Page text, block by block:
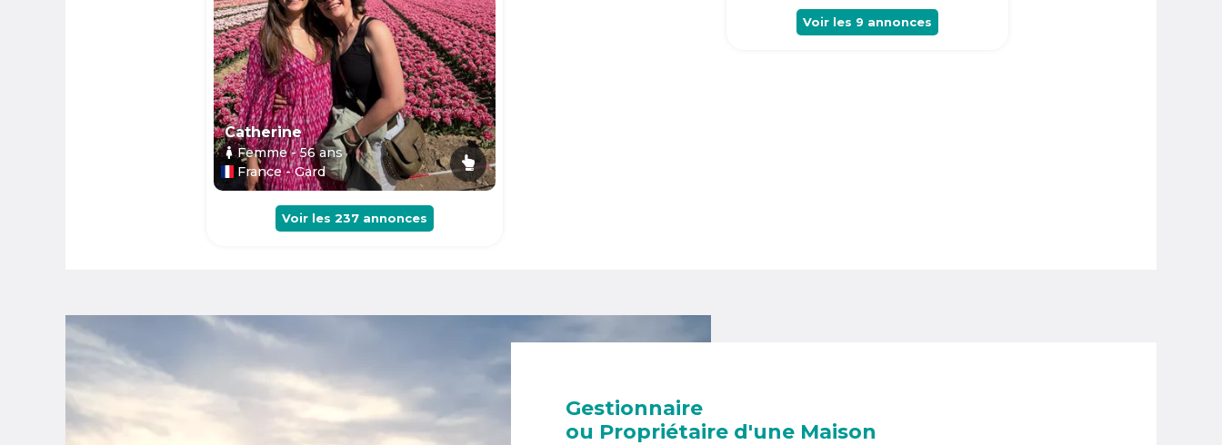
Catherine
Femme- 56ans
France - Gard
Voir les 237 annonces
Voir les 9 annonces
Gestionnaire
ou Propriétaire d'une Maison